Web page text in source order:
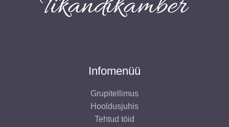
Infomenüü
Grupitellimus
Hooldusjuhis
Tehtud töid